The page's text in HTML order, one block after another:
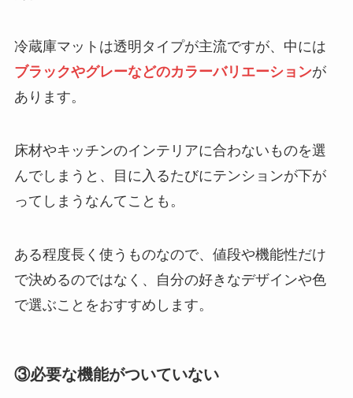
冷蔵庫マットは透明タイプが主流ですが、中には
ブラックやグレーなどのカラーバリエーションが
あります。
床材やキッチンのインテリアに合わないものを選
んでしまうと、目に入るたびにテンションが下が
ってしまうなんてことも。
ある程度長く使うものなので、値段や機能性だけ
で決めるのではなく、自分の好きなデザインや色
で選ぶことをおすすめします。
③必要な機能がついていない